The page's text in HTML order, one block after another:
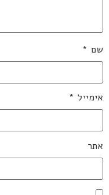
שם *
אימייל *
אתר